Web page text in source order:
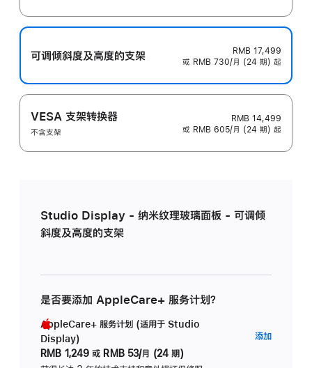
可调倾斜度及高‍度的支‍架
RMB 17,499
或 RMB 730/月 (24 期) 起
VESA 支架转换器
不含支架
RMB 14,499
或 RMB 605/月 (24 期) 起
Studio Display - 纳米纹理玻璃面板 - 可调倾
斜度及高度的支架
是否要添加 AppleCare+ 服务计划？
AppleCare+ 服务计划 (适用于 Studio
Display)
RMB 1,249 或 RMB 53/月 (24 期)
添加